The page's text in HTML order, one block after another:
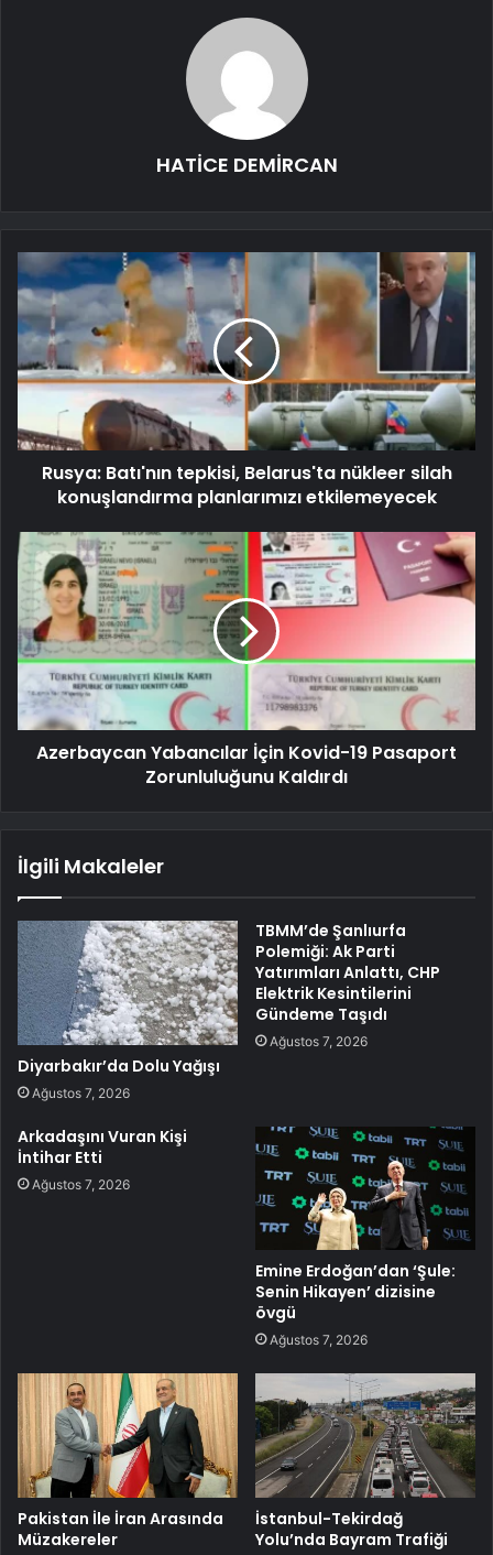
HATİCE DEMİRCAN
Rusya: Batı'nın tepkisi, Belarus'ta nükleer silah
konuşlandırma planlarımızı etkilemeyecek
Azerbaycan Yabancılar İçin Kovid-19 Pasaport
Zorunluluğunu Kaldırdı
İlgili Makaleler
Diyarbakır’da Dolu Yağışı
Ağustos 7, 2026
TBMM’de Şanlıurfa
Polemiği: Ak Parti
Yatırımları Anlattı, CHP
Elektrik Kesintilerini
Gündeme Taşıdı
Ağustos 7, 2026
Arkadaşını Vuran Kişi
İntihar Etti
Ağustos 7, 2026
Emine Erdoğan’dan ‘Şule:
Senin Hikayen’ dizisine
övgü
Ağustos 7, 2026
Pakistan İle İran Arasında
Müzakereler
İstanbul-Tekirdağ
Yolu’nda Bayram Trafiği